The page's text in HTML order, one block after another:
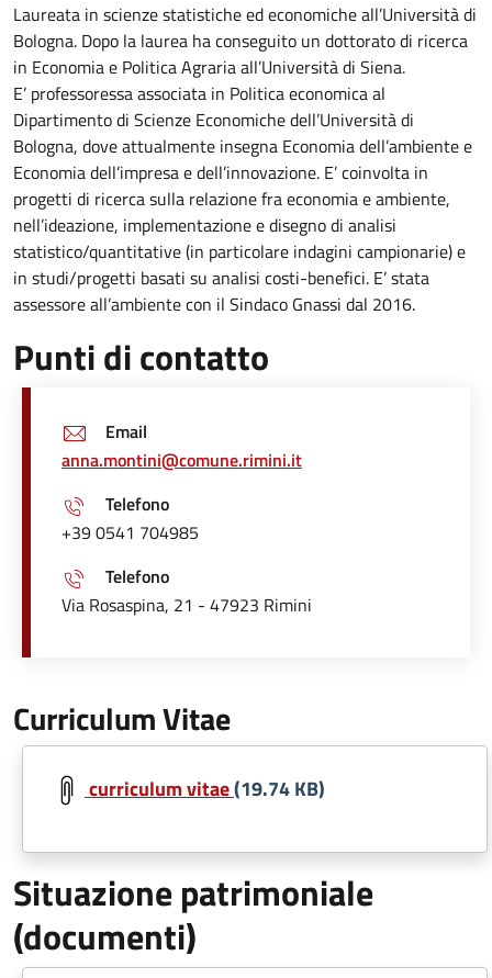
Laureata in scienze statistiche ed economiche all’Università di
Bologna. Dopo la laurea ha conseguito un dottorato di ricerca
in Economia e Politica Agraria all’Università di Siena.
E’ professoressa associata in Politica economica al
Dipartimento di Scienze Economiche dell’Università di
Bologna, dove attualmente insegna Economia dell’ambiente e
Economia dell’impresa e dell’innovazione. E’ coinvolta in
progetti di ricerca sulla relazione fra economia e ambiente,
nell’ideazione, implementazione e disegno di analisi
statistico/quantitative (in particolare indagini campionarie) e
in studi/progetti basati su analisi costi-benefici. E’ stata
assessore all’ambiente con il Sindaco Gnassi dal 2016.
Punti di contatto
Email
anna.montini@comune.rimini.it
Telefono
+39 0541 704985
Telefono
Via Rosaspina, 21 - 47923 Rimini
Curriculum Vitae
Document
curriculum vitae(19.74 KB)
Situazione patrimoniale
(documenti)